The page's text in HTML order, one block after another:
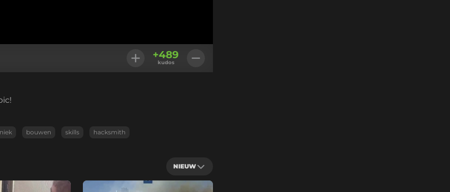
+489
kudos
bouwen skills hacksmith
NIEUW